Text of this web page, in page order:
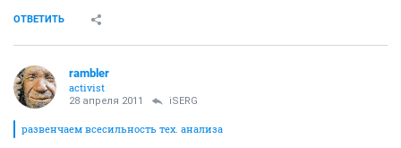
ОТВЕТИТЬ
rambler
activist
28 апреля 2011 iSERG
развенчаем всесильность тех. анализа